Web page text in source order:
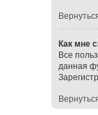
Как мне
Все
данная